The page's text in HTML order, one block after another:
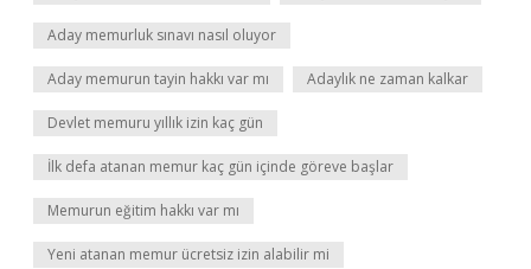
Aday memurluk sınavı nasıl oluyor
Aday memurun tayin hakkı var mı Adaylık ne zaman kalkar
Devlet memuru yıllık izin kaç gün
İlk defa atanan memur kaç gün içinde göreve başlar
Memurun eğitim hakkı var mı
Yeni atanan memur ücretsiz izin alabilir mi